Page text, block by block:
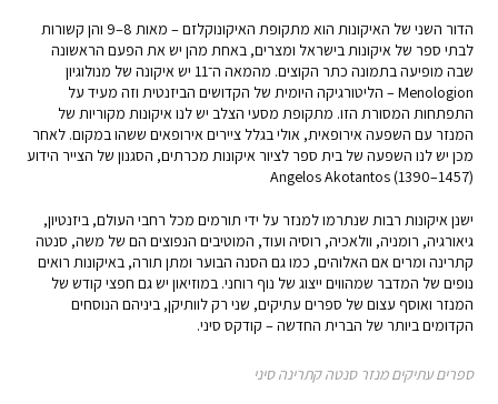
הדור השני של האיקונות הוא מתקופת האיקונוקלזם – מאות 8–9 והן קשורות
לבתי ספר של איקונות בישראל ומצרים, באחת מהן יש את הפעם הראשונה
שבה מופיעה בתמונה כתר הקוצים. מהמאה ה־11 יש איקונה של מנולוגיון
Menologion – הליטורגיקה היומית של הקדושים הביזנטית וזה מעיד על
התפתחות המסורת הזו. מתקופת מסעי הצלב יש לנו איקונות מקוריות של
המנזר עם השפעה אירופאית, אולי בגלל ציירים אירופאים ששהו במקום. לאחר
מכן יש לנו השפעה של בית ספר לציור איקונות מכרתים, הסגנון של הצייר הידוע
Angelos Akotantos (1390–1457)
ישנן איקונות רבות שנתרמו למנזר על ידי תורמים מכל רחבי העולם, ביזנטיון,
גיאורגיה, רומניה, וולאכיה, רוסיה ועוד, המוטיבים הנפוצים הם של משה, סנטה
קתרינה ומרים אם האלוהים, כמו גם הסנה הבוער ומתן תורה, באיקונות רואים
נופים של המדבר שמהווים ייצוג של נוף רוחני. במוזיאון יש גם חפצי קודש של
המנזר ואוסף עצום של ספרים עתיקים, שני רק לוותיקן, ביניהם הנוסחים
הקדומים ביותר של הברית החדשה – קודקס סיני.
ספרים עתיקים מנזר סנטה קתרינה סיני